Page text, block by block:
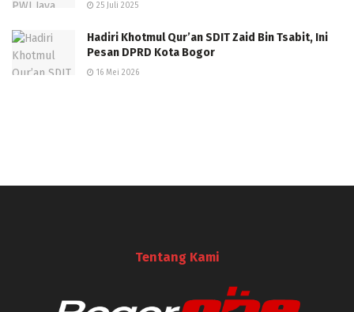
25 Juli 2025
Hadiri Khotmul Qur’an SDIT Zaid Bin Tsabit, Ini
Pesan DPRD Kota Bogor
16 Mei 2026
Tentang Kami